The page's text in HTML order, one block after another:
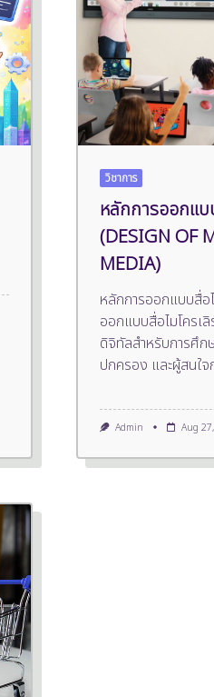
วิชาการ
หลักการออกแบ
(DESIGN OF
MEDIA)
หลักการออกแบบสื่อ
ออกแบบสื่อไมโครเ
ดิจิทัลสำหรับการศึก
ปกครอง และผู้สนใจ
Admin Aug